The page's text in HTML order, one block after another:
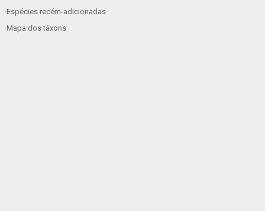
Espécies recém-adicionadas
Mapa dos táxons